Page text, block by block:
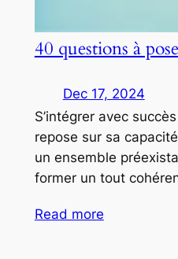
40 questions à
Dec 17, 2024
S’intégrer avec
repose sur sa
un ensemble
former un tout
Read more